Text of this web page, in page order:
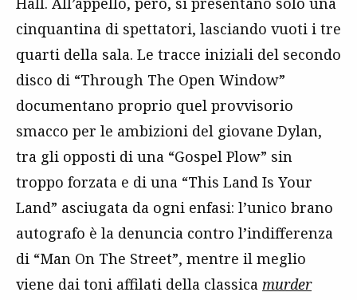
cinquantina di spettatori, lasciando vuoti i tre
quarti della sala. Le tracce iniziali del secondo
disco di “Through The Open Window”
documentano proprio quel provvisorio
smacco per le ambizioni del giovane Dylan,
tra gli opposti di una “Gospel Plow” sin
troppo forzata e di una “This Land Is Your
Land” asciugata da ogni enfasi: l’unico brano
autografo è la denuncia contro l’indifferenza
di “Man On The Street”, mentre il meglio
viene dai toni affilati della classica murder